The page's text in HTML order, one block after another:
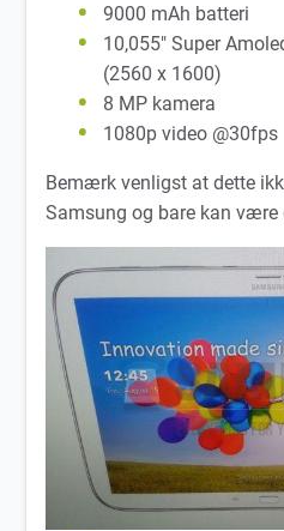
9000 mAh batteri
10,055″ Super
(2560 x 1600)
8 MP kamera
1080p video @30fps
Bemærk venligst at dette
Samsung og bare kan være